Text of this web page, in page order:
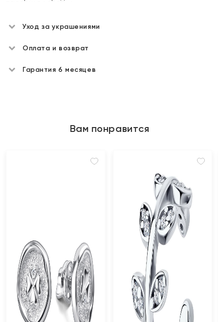
Уход за украшениями
Оплата и возврат
Гарантия 6 месяцев
Вам понравится